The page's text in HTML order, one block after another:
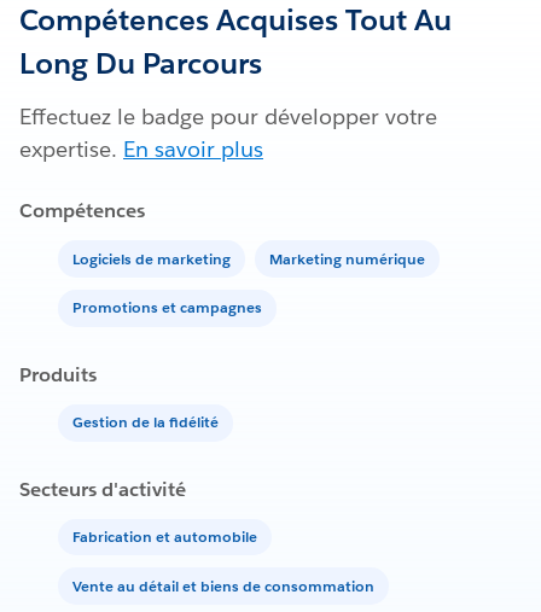
Compétences Acquises Tout Au
Long Du Parcours
Effectuez le badge pour développer votre
expertise. En savoir plus
Compétences
Logiciels de marketing Marketing numérique
Promotions et campagnes
Produits
Gestion de la fidélité
Secteurs d'activité
Fabrication et automobile
Vente au détail et biens de consommation